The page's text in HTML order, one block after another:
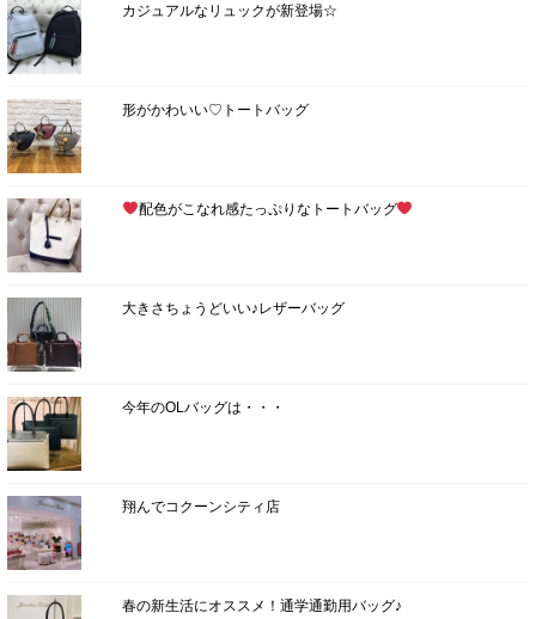
カジュアルなリュックが新登場☆
形がかわいい♡トートバッグ
配色がこなれ感たっぷりなトートバッグ
大きさちょうどいい♪レザーバッグ
今年のOLバッグは・・・
翔んでコクーンシティ店
春の新生活にオススメ！通学通勤用バッグ♪